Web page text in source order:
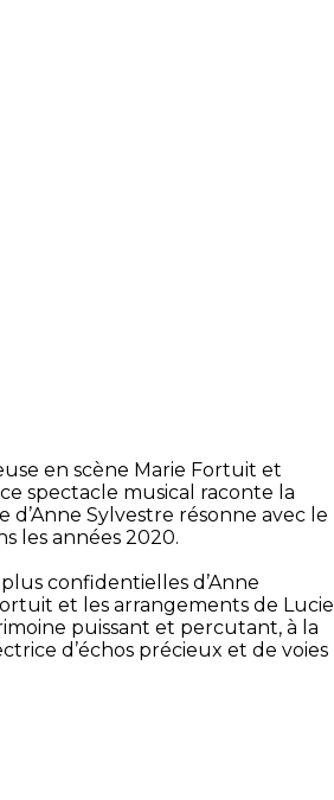
en scène Marie Fortuit et
spectacle musical raconte la
Sylvestre résonne avec le
les années 2020.
confidentielles d’Anne
et les arrangements de Lucie
puissant et percutant, à la
d’échos précieux et de voies